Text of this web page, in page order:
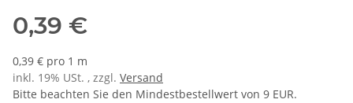
0,39 €
0,39 € pro 1 m
inkl. 19% USt. , zzgl. Versand
Bitte beachten Sie den Mindestbestellwert von 9 EUR.